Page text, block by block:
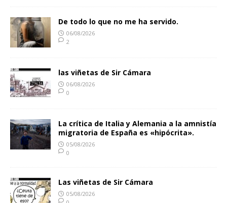
De todo lo que no me ha servido.
06/08/2026
2
las viñetas de Sir Cámara
06/08/2026
0
La crítica de Italia y Alemania a la amnistía
migratoria de España es «hipócrita».
05/08/2026
0
Las viñetas de Sir Cámara
05/08/2026